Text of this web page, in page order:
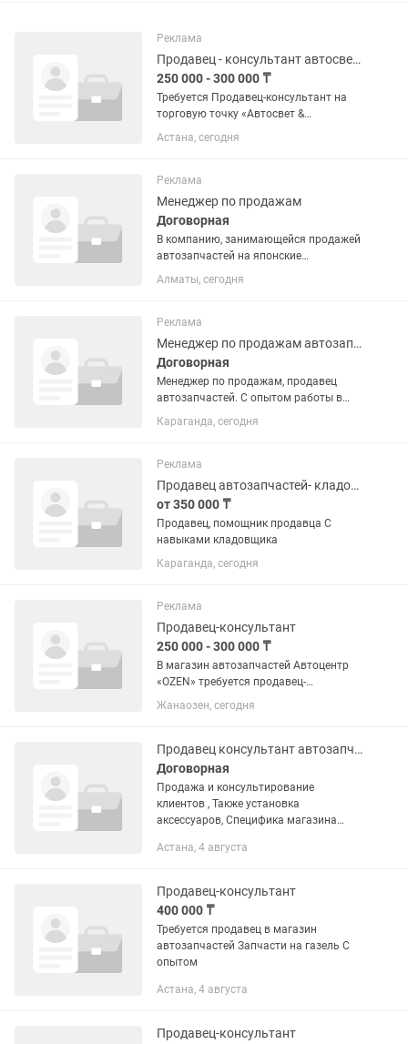
Реклама
Продавец - консультант автосвета и автозапчастей
250 000 - 300 000 ₸
Требуется Продавец-консультант на
торговую точку «Автосвет &
Аксессуары» Ты «живешь»
автомобилями, знаешь разницу в
где твои знания приносят реальные
деньги?...
Астана, сегодня
Реклама
Менеджер по продажам
Договорная
В компанию, занимающейся продажей
автозапчастей на японские
автомобили, требуется активный,
целеустремлённый сотрудник на
Условия по трудоустройству: 1)
Обучение...
Алматы, сегодня
Реклама
Менеджер по продажам автозапчастей
Договорная
Менеджер по продажам, продавец
автозапчастей. С опытом работы в
продажах. Занимаемся продажей
автозапчастей. Можно без опыта
с маркетплейсами
Караганда, сегодня
Реклама
Продавец автозапчастей- кладовщик
от 350 000 ₸
Продавец, помощник продавца С
навыками кладовщика
Караганда, сегодня
Реклама
Продавец-консультант
250 000 - 300 000 ₸
В магазин автозапчастей Автоцентр
«OZEN» требуется продавец-
консультант Требования:
•Ответственность •Внимательность
•Дисциплинированность Опыт работы:
•От 1 до 3...
Жанаозен, сегодня
Продавец консультант автозапчастей и аксессуаров для авто
Договорная
Продажа и консультирование
клиентов , Также установка
аксессуаров, Специфика магазина
китайских авто. График работы с 10.00-
Астана, 4 августа
Продавец-консультант
400 000 ₸
Требуется продавец в магазин
автозапчастей Запчасти на газель С
опытом
Астана, 4 августа
Продавец-консультант